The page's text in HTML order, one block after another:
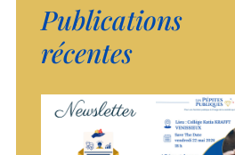
Publications
récentes